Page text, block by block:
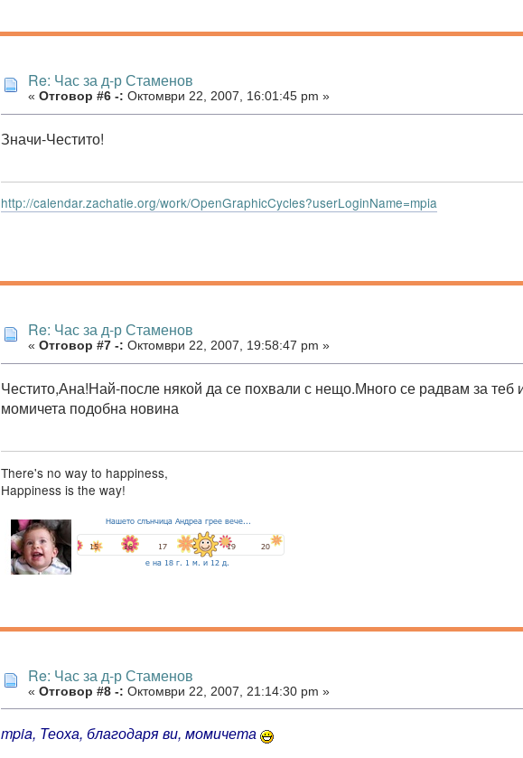
Re: Час за д-р Стаменов
« Отговор #6 -: Октомври 22, 2007, 16:01:45 pm »
Значи-Честито!
http://calendar.zachatie.org/work/OpenGraphicCycles?userLoginName=mpia
Re: Час за д-р Стаменов
« Отговор #7 -: Октомври 22, 2007, 19:58:47 pm »
Честито,Ана!Най-после някой да се похвали с нещо.Много се радвам за теб
момичета подобна новина
There's no way to happiness,
Happiness is the way!
Re: Час за д-р Стаменов
« Отговор #8 -: Октомври 22, 2007, 21:14:30 pm »
mpia, Теоха, благодаря ви, момичета